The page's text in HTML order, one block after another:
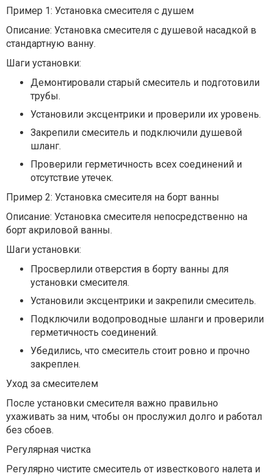
Пример 1: Установка смесителя с душем
Описание: Установка смесителя с душевой насадкой в
стандартную ванну.
Шаги установки:
Демонтировали старый смеситель и подготовили
трубы.
Установили эксцентрики и проверили их уровень.
Закрепили смеситель и подключили душевой
шланг.
Проверили герметичность всех соединений и
отсутствие утечек.
Пример 2: Установка смесителя на борт ванны
Описание: Установка смесителя непосредственно на
борт акриловой ванны.
Шаги установки:
Просверлили отверстия в борту ванны для
установки смесителя.
Установили эксцентрики и закрепили смеситель.
Подключили водопроводные шланги и проверили
герметичность соединений.
Убедились, что смеситель стоит ровно и прочно
закреплен.
Уход за смесителем
После установки смесителя важно правильно
ухаживать за ним, чтобы он прослужил долго и работал
без сбоев.
Регулярная чистка
Регулярно чистите смеситель от известкового налета и